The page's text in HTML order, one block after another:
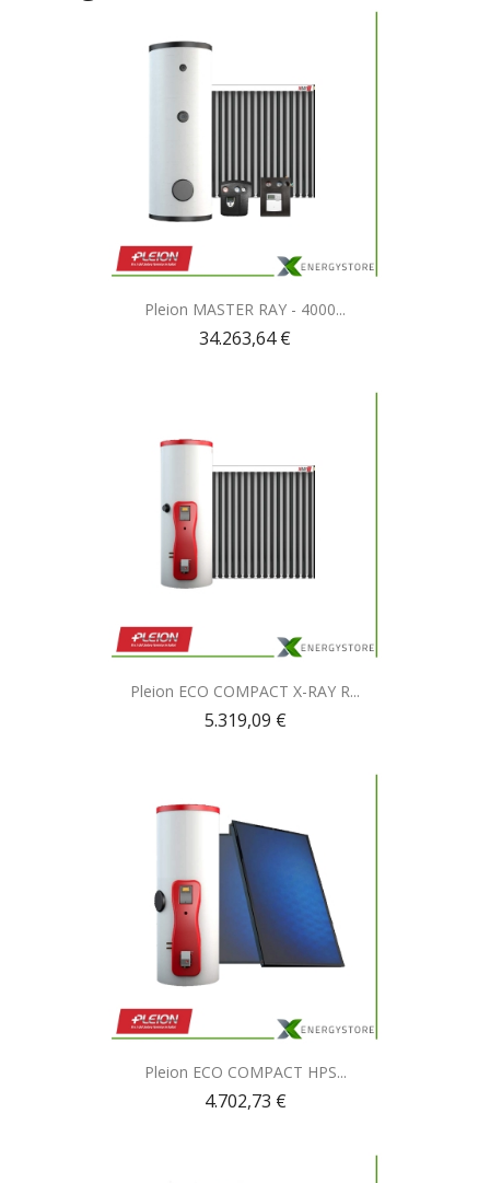
Anteprima
Pleion MASTER RAY - 4000...
34.263,64 €
 Anteprima
Pleion ECO COMPACT X-RAY R...
5.319,09 €
Anteprima
Pleion ECO COMPACT HPS...
4.702,73 €